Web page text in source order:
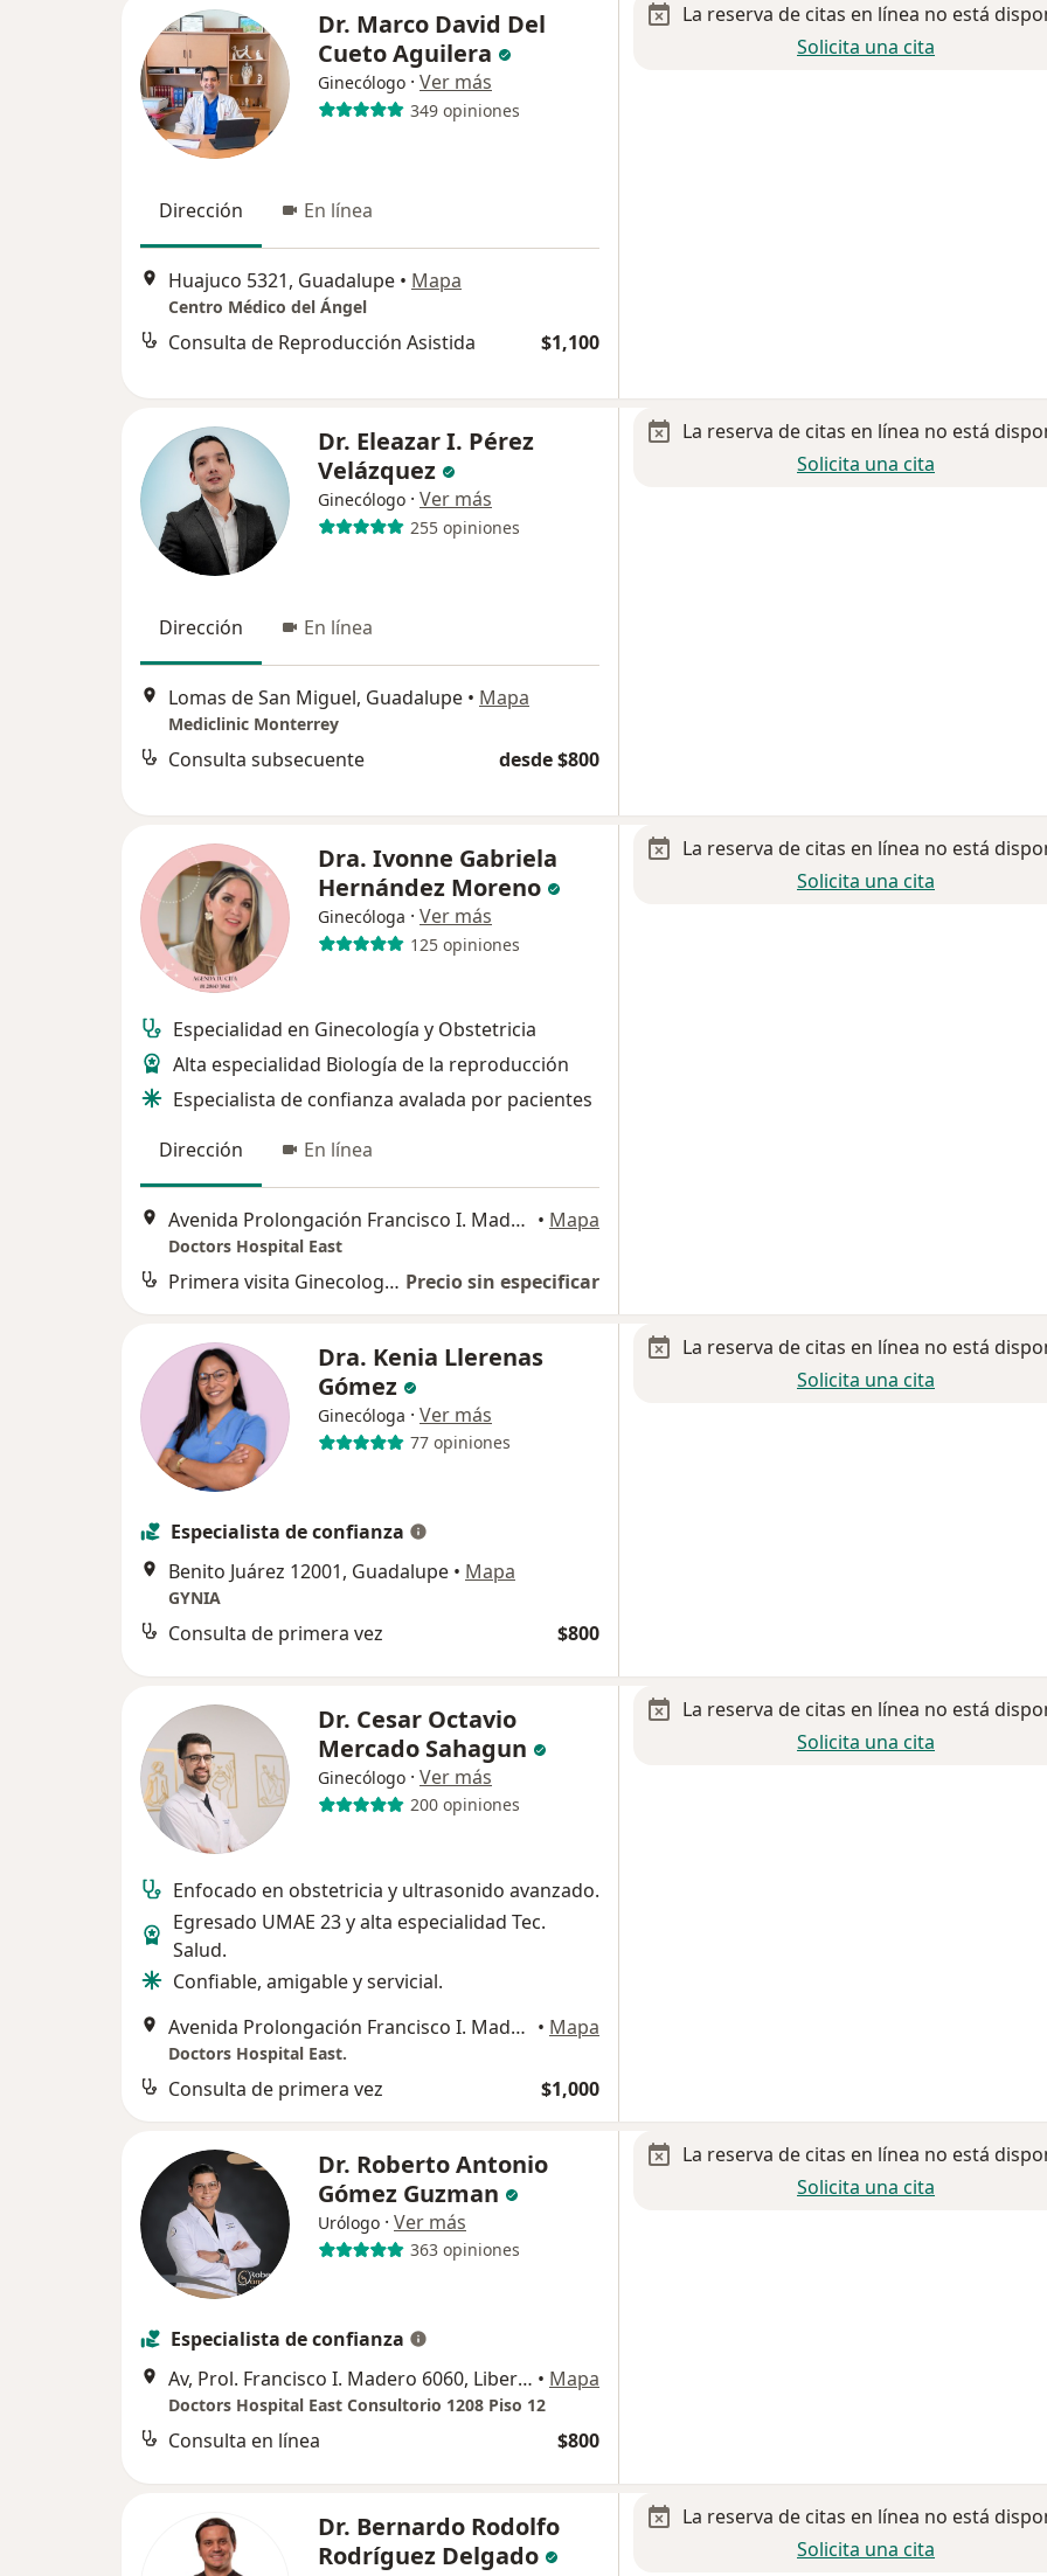
Dr. Marco David Del
Cueto Aguilera
Ginecólogo · Ver más
349 opiniones
Dirección En línea
Huajuco 5321, Guadalupe • Mapa
Centro Médico del Ángel
Consulta de Reproducción Asistida $1,100
La reserva de citas en línea no está
Solicita una cita
Dr. Eleazar I. Pérez
Velázquez
Ginecólogo · Ver más
255 opiniones
Dirección En línea
Lomas de San Miguel, Guadalupe • Mapa
Mediclinic Monterrey
Consulta subsecuente desde $800
La reserva de citas en línea no está
Solicita una cita
Dra. Ivonne Gabriela
Hernández Moreno
Ginecóloga · Ver más
125 opiniones
Especialidad en Ginecología y Obstetricia
Alta especialidad Biología de la reproducción
Especialista de confianza avalada por pacientes
Dirección
En línea
Avenida Prolongación Francisco I. Madero 6060, Guadalupe • Mapa
Doctors Hospital East
Primera visita Ginecología y Obstetricia Precio sin especificar
La reserva de citas en línea no está
Solicita una cita
Dra. Kenia Llerenas
Gómez
Ginecóloga · Ver más
77 opiniones
Especialista de confianza
Benito Juárez 12001, Guadalupe • Mapa
GYNIA
Consulta de primera vez $800
La reserva de citas en línea no está
Solicita una cita
Dr. Cesar Octavio
Mercado Sahagun
Ginecólogo · Ver más
200 opiniones
Enfocado en obstetricia y ultrasonido avanzado.
Egresado UMAE 23 y alta especialidad Tec.
Salud.
Confiable, amigable y servicial.
Avenida Prolongación Francisco I. Madero 6060, Guadalupe • Mapa
Doctors Hospital East.
Consulta de primera vez $1,000
La reserva de citas en línea no está
Solicita una cita
Dr. Roberto Antonio
Gómez Guzman
Urólogo · Ver más
363 opiniones
Especialista de confianza
Av, Prol. Francisco I. Madero 6060, Libertad, 67130 Guadalupe, N.L, Guadalupe • Mapa
Doctors Hospital East Consultorio 1208 Piso 12
Consulta en línea $800
La reserva de citas en línea no está
Solicita una cita
Dr. Bernardo Rodolfo
Rodríguez Delgado
La reserva de citas en línea no está
Solicita una cita